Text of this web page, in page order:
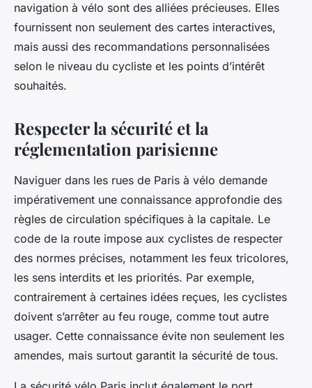
navigation à vélo sont des alliées précieuses. Elles
fournissent non seulement des cartes interactives,
mais aussi des recommandations personnalisées
selon le niveau du cycliste et les points d’intérêt
souhaités.
Respecter la sécurité et la
réglementation parisienne
Naviguer dans les rues de Paris à vélo demande
impérativement une connaissance approfondie des
règles de circulation spécifiques à la capitale. Le
code de la route impose aux cyclistes de respecter
des normes précises, notamment les feux tricolores,
les sens interdits et les priorités. Par exemple,
contrairement à certaines idées reçues, les cyclistes
doivent s’arrêter au feu rouge, comme tout autre
usager. Cette connaissance évite non seulement les
amendes, mais surtout garantit la sécurité de tous.